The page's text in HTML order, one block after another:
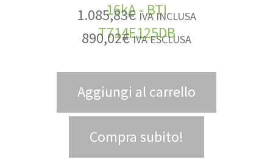
1.085,83€ IVA INCLUSA
890,02€ IVA ESCLUSA
Aggiungi al carrello
Compra subito!